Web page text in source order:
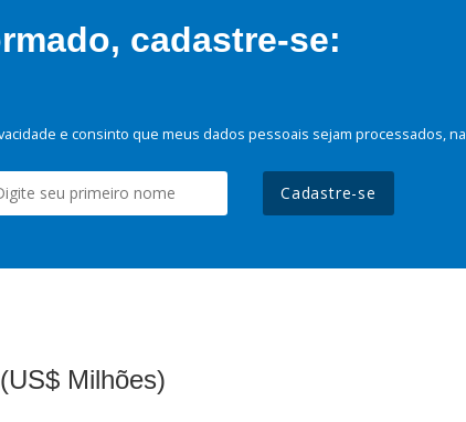
cadastre-se:
e consinto que meus dados pessoais sejam processados,
Cadastre-se
Milhões)